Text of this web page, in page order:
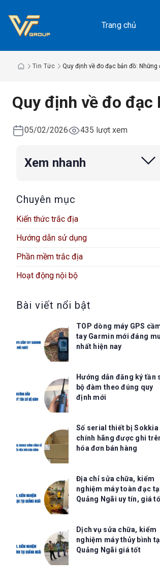
đến
Trang chủ
Tin Tức Quy định về đo đạc bản đồ:
Quy định về đo
05/02/2026 435 lượt xem
Xem nhanh
Chuyên mục
Kiến thức trắc địa
Hướng dẫn sử dụng
Phần mềm trắc địa
Hoạt động nội bộ
Bài viết nổi bật
TOP dòng máy GPS
tay Garmin mới đáng
nhất hiện nay
Hướng dẫn đăng ký tần
bộ đàm theo đúng quy
định mới
Số serial thiết bị Sokkia
chính hãng được ghi
hóa đơn bán hàng
Địa chỉ sửa chữa, kiểm
nghiệm máy toàn đạc
Quảng Ngãi uy tín, giá
Dịch vụ sửa chữa, kiểm
nghiệm máy thủy bình
Quảng Ngãi giá tốt